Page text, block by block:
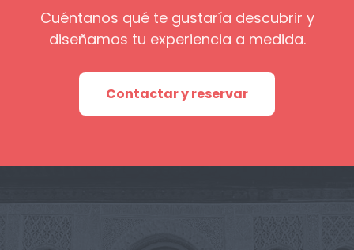
Cuéntanos qué te gustaría descubrir y
diseñamos tu experiencia a medida.
Contactar y reservar